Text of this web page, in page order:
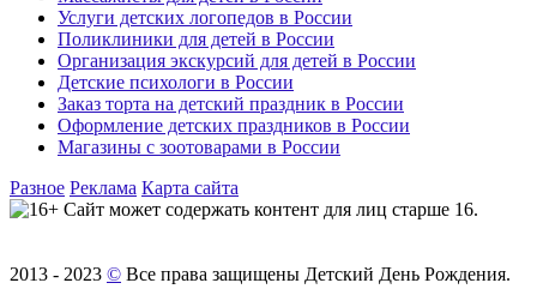
Услуги детских логопедов в России
Поликлиники для детей в России
Организация экскурсий для детей в России
Детские психологи в России
Заказ торта на детский праздник в России
Оформление детских праздников в России
Магазины с зоотоварами в России
Разное Реклама Карта сайта
Сайт может содержать контент для лиц старше 16.
2013 - 2023 © Все права защищены Детский День Рождения.